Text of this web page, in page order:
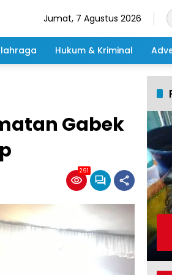
Jumat, 7 Agustus 2026
Hukum & Kriminal
Gabek
291